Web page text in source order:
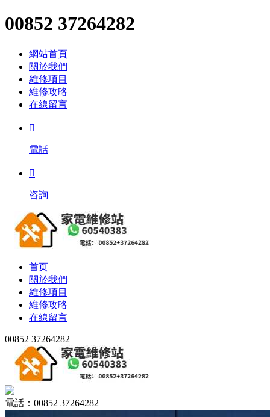
00852 37264282
網站首頁
關於我們
維修項目
維修攻略
在線留言

電話

咨詢
首页
關於我們
維修項目
維修攻略
在線留言
00852 37264282
電話：00852 37264282